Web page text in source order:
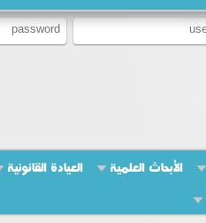
الأبحاث العلمية العيادة القانونية